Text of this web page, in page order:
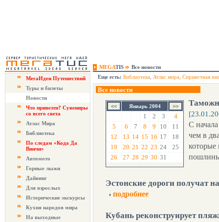
MEGATIS
Все новости
МегаИдеи Путешествий
Туры и билеты
Новости
Что привезти? Сувениры
со всего света
Атлас Мира
Библиотека
По следам «Кода Да
Винчи»
Автомото
Горные лыжи
Дайвинг
Для взрослых
Исторические экскурсы
Кухня народов мира
На выходные
Еще есть: Библиотека Атлас мира Справочная
Все новости
Январь 2004
1 2 3
4
5
6 7 8 9 10
11
12
13 14 15 16 17
18
19
20 21 22 23 24
25
26
27 28 29 30 31
С
чем в
которые
Эстонские дороги получат
подробнее
Кубань реконструирует